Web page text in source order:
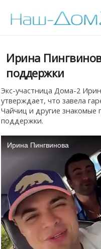
Ирина
поддержки
Экс-участница Дома-2
утверждает, что завела
Чайчиц и другие знакомые
поддержки.